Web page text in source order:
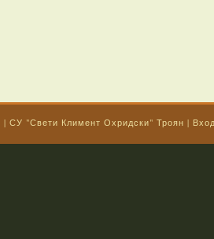
| СУ "Свети Климент Охридски" Троян |